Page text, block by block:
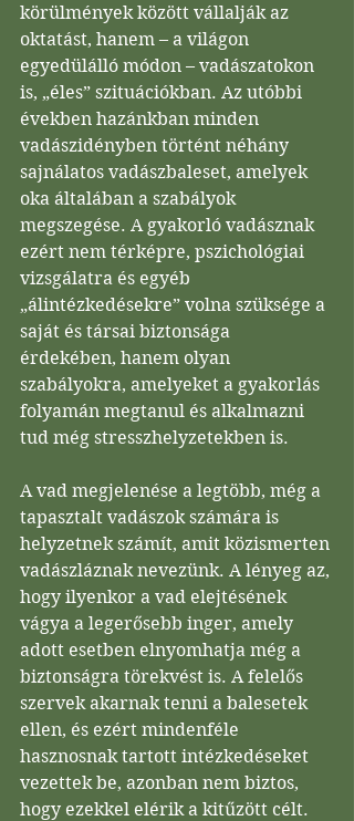
körülmények között vállalják az
oktatást, hanem – a világon
egyedülálló módon – vadászatokon
is, „éles” szituációkban. Az utóbbi
években hazánkban minden
vadászidényben történt néhány
sajnálatos vadászbaleset, amelyek
oka általában a szabályok
megszegése. A gyakorló vadásznak
ezért nem térképre, pszichológiai
vizsgálatra és egyéb
„álintézkedésekre” volna szüksége a
saját és társai biztonsága
érdekében, hanem olyan
szabályokra, amelyeket a gyakorlás
folyamán megtanul és alkalmazni
tud még stresszhelyzetekben is.
A vad megjelenése a legtöbb, még a
tapasztalt vadászok számára is
helyzetnek számít, amit közismerten
vadászláznak nevezünk. A lényeg az,
hogy ilyenkor a vad elejtésének
vágya a legerősebb inger, amely
adott esetben elnyomhatja még a
biztonságra törekvést is. A felelős
szervek akarnak tenni a balesetek
ellen, és ezért mindenféle
hasznosnak tartott intézkedéseket
vezettek be, azonban nem biztos,
hogy ezekkel elérik a kitűzött célt.